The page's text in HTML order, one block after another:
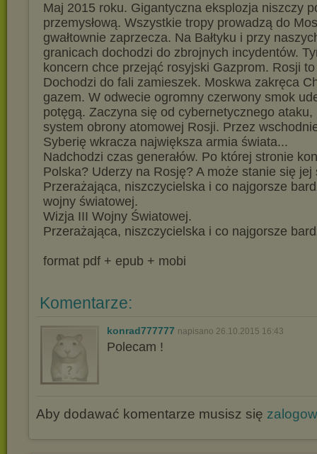
Maj 2015 roku. Gigantyczna eksplozja niszczy
przemysłową. Wszystkie tropy prowadzą do
gwałtownie zaprzecza. Na Bałtyku i przy
granicach dochodzi do zbrojnych incydentów.
koncern chce przejąć rosyjski Gazprom. Rosji
Dochodzi do fali zamieszek. Moskwa zakręca
gazem. W odwecie ogromny czerwony smok
potęgą. Zaczyna się od cybernetycznego
system obrony atomowej Rosji. Przez
Syberię wkracza największa armia świata...
Nadchodzi czas generałów. Po której stronie
Polska? Uderzy na Rosję? A może stanie się jej
Przerażająca, niszczycielska i co najgorsze
wojny światowej.
Wizja III Wojny Światowej.
Przerażająca, niszczycielska i co najgorsze
format pdf + epub + mobi
Komentarze:
konrad777777 napisano 26.10.2015 16:43
Polecam !
Aby dodawać komentarze musisz się